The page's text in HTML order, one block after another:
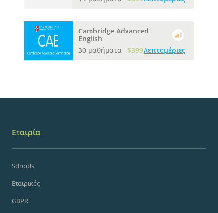
Cambridge Advanced
English
30 μαθήματα
$399Λεπτομέριες
Εταιρία
Schools
Εταιρικός
GDPR